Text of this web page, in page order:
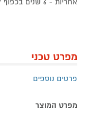
מפרט טכני
פרטים נוספים
מפרט המוצר